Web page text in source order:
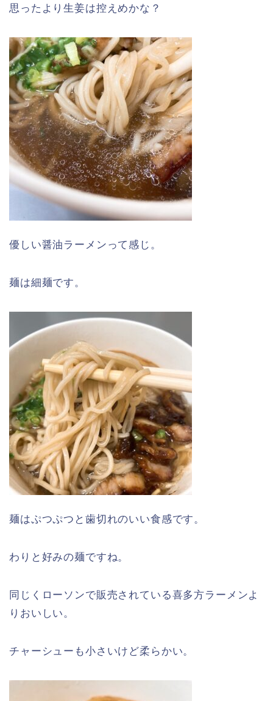
思ったより生姜は控えめかな？
優しい醤油ラーメンって感じ。
麺は細麺です。
麺はぷつぷつと歯切れのいい食感です。
わりと好みの麺ですね。
同じくローソンで販売されている喜多方ラーメンよ
りおいしい。
チャーシューも小さいけど柔らかい。